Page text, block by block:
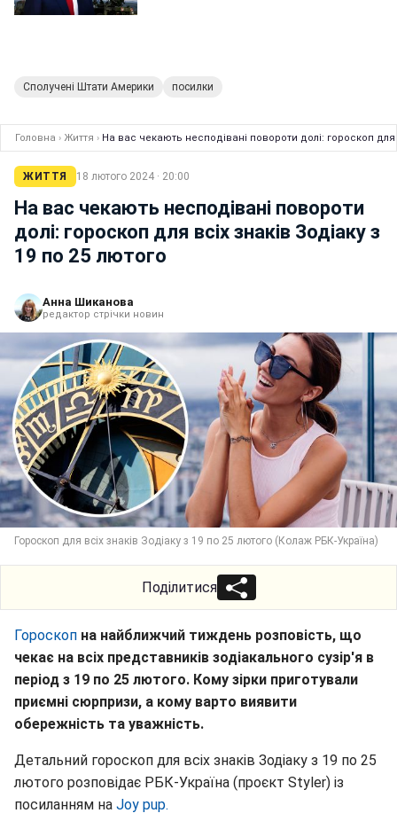
Сполучені Штати Америки посилки
Головна › Життя › На вас чекають несподівані повороти долі: гороскоп для
ЖИТТЯ 18 лютого 2024 · 20:00
На вас чекають несподівані повороти
долі: гороскоп для всіх знаків Зодіаку з
19 по 25 лютого
Анна Шиканова
редактор стрічки новин
Гороскоп для всіх знаків Зодіаку з 19 по 25 лютого (Колаж РБК-Україна)
Поділитися
Гороскоп на найближчий тиждень розповість, що
чекає на всіх представників зодіакального сузір'я в
період з 19 по 25 лютого. Кому зірки приготували
приємні сюрпризи, а кому варто виявити
обережність та уважність.
Детальний гороскоп для всіх знаків Зодіаку з 19 по 25
лютого розповідає РБК-Україна (проєкт Styler) із
посиланням на Joy pup.